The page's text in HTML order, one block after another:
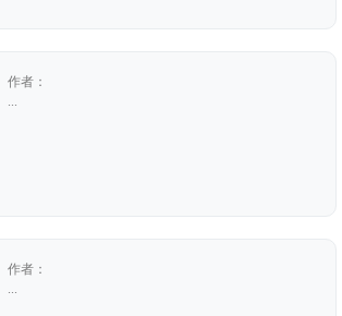
作者：
作者：